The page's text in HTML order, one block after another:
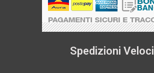
Spedizioni Veloci